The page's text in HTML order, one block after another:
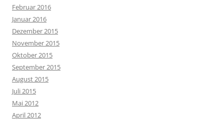
Februar 2016
Januar 2016
Dezember 2015
November 2015
Oktober 2015
September 2015
August 2015
Juli 2015
Mai 2012
April 2012